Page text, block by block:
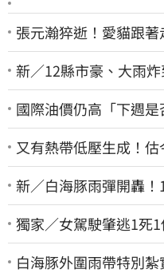
張元瀚猝逝！愛貓跟著
新／12縣市豪、大雨
國際油價仍高「下週
又有熱帶低壓生成！
新／白海豚雨彈開轟
獨家／女駕駛肇逃1死
撞 媽淚：家快瓦解
白海豚外圍雨帶特別